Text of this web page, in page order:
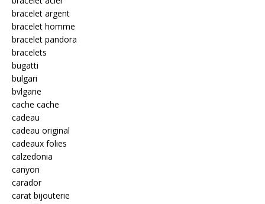
bracelet argent
bracelet homme
bracelet pandora
bracelets
bugatti
bulgari
bvlgarie
cache cache
cadeau
cadeau original
cadeaux folies
calzedonia
canyon
carador
carat bijouterie